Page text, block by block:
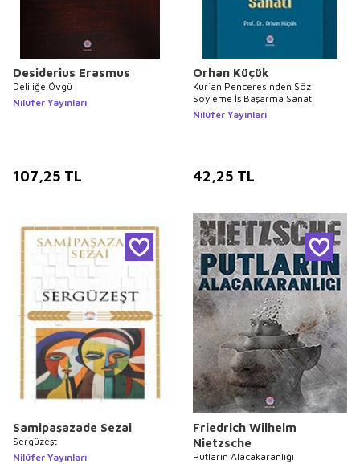
Desiderius Erasmus
Deliliğe Övgü
Nilüfer Yayınları
107,25 TL
Orhan Küçük
Kur`an Penceresinden Söz
Söyleme İş Başarma Sanatı
Nilüfer Yayınları
42,25 TL
Samipaşazade Sezai
Sergüzeşt
Nilüfer Yayınları
Friedrich Wilhelm
Nietzsche
Putların Alacakaranlığı